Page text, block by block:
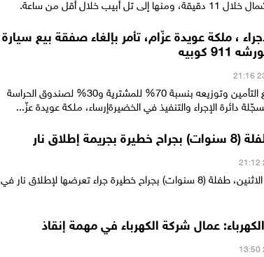
أبيب خلال أقل من ساعة.
، ملكة عويدة عزّام، تأمر بإلغاء صفقة بيع سيارة
كوبيه
مصادرة جزئية لمبلغ التأمين وتوزيعه بنسبة 70% للمشترية و30% لصندوق الحراسة
دائرة الإجراء والتنفيذ في الخضيرةإرساء، ملكة عويدة عزّ...
إطلاق نار
أصيبت مساء اليوم الاثنين، طفلة (8 سنوات) بجراح خطيرة جراء تعرضها لإطلاق نار في
عمال شركة الكهرباء في مهمة إنقاذ